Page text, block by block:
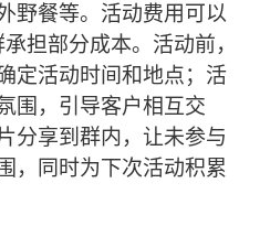
野餐等。活动费用可以
担部分成本。活动前，
定活动时间和地点；活
围，引导客户相互交
分享到群内，让未参与
，同时为下次活动积累